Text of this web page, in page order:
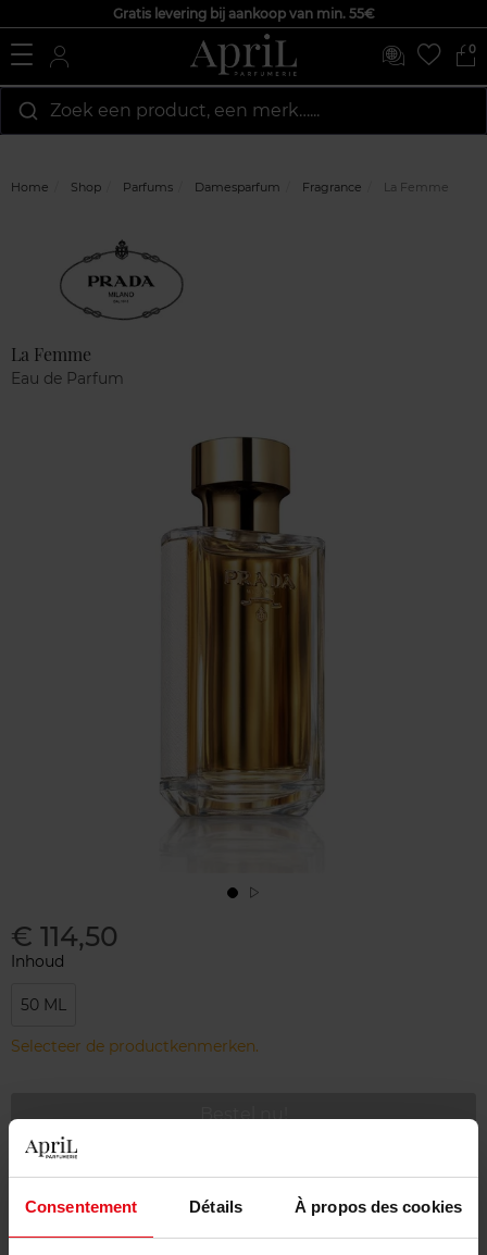
Consentement Détails À propos des cookies
Gratis levering bij aankoop van min. 55€
0
Zoek een product, een merk…...
Home Shop Parfums Damesparfum Fragrance La Femme
La Femme
Eau de Parfum
€ 114,50
Inhoud
50 ML
Selecteer de productkenmerken.
Bestel nu!
Gratis levering bij aankoop van min. 55€
Gratis retour in je winkelpunt